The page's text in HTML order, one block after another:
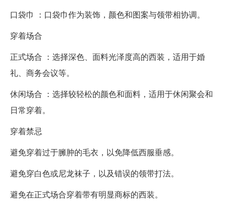
口袋巾 ：口袋巾作为装饰，颜色和图案与领带相协调。
穿着场合
正式场合 ：选择深色、面料光泽度高的西装，适用于婚
礼、商务会议等。
休闲场合 ：选择较轻松的颜色和面料，适用于休闲聚会和
日常穿着。
穿着禁忌
避免穿着过于臃肿的毛衣，以免降低西服垂感。
避免穿白色或尼龙袜子，以及错误的领带打法。
避免在正式场合穿着带有明显商标的西装。